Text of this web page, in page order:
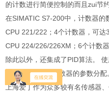
的计数进行简便控制的而且zui节
在SIMATIC S7-200中，计数器的
CPU 221/222；4个计数器，可达
CPU 224/226/226XM；6个计数
除此以外，还集成了PID算法。
o/WIN软件用于计数器的参数分配
上海爱丁作为众多较有名传感器